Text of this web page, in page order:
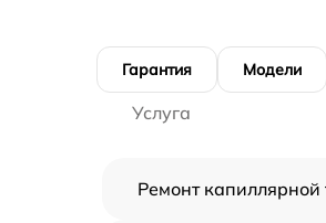
Гарантия Модели
Услуга
Ремонт капиллярной